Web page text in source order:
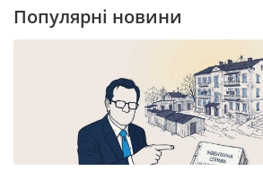
Популярні новини